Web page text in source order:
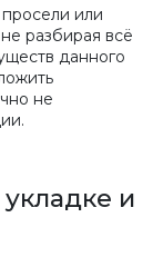
или
разбирая всё
данного
не
и